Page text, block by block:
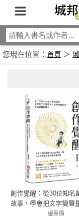
您現在位置： 首頁 ＞
創作覺醒：從30位知名
故事，學會把文字變聲
量變資產，累積破圈
優惠價